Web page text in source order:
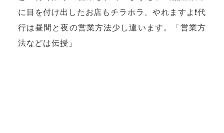
に目を付け出したお店もチラホラ、やれますよ❗️代
行は昼間と夜の営業方法少し違います。「営業方
法などは伝授」